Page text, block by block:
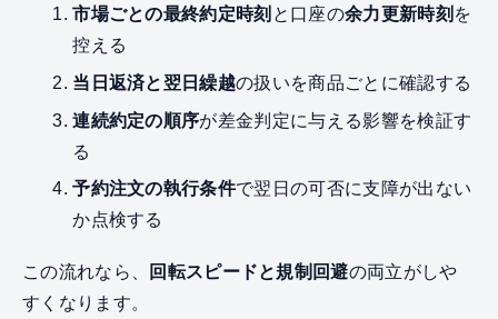
市場ごとの最終約定時刻 と口座の余力更新時刻 を
控える
当日返済と翌日繰越の扱いを商品ごとに確認する
連続約定の順序が差金判定に与える影響を検証す
る
予約注文の執行条件で翌日の可否に支障が出ない
か点検する
この流れなら、 回転スピードと規制回避の両立がしや
すくなります。